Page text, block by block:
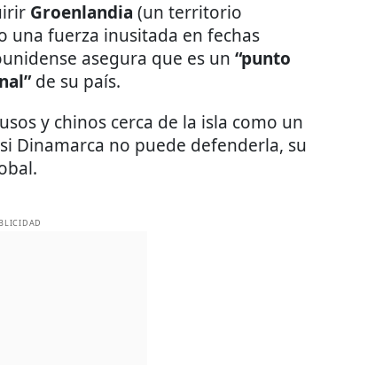
Groenlandia (un territorio
una fuerza inusitada en fechas
asegura que es un “punto
de su país.
y chinos cerca de la isla como un
Dinamarca no puede defenderla, su